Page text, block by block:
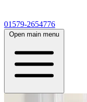
01579-2654776
Open main menu